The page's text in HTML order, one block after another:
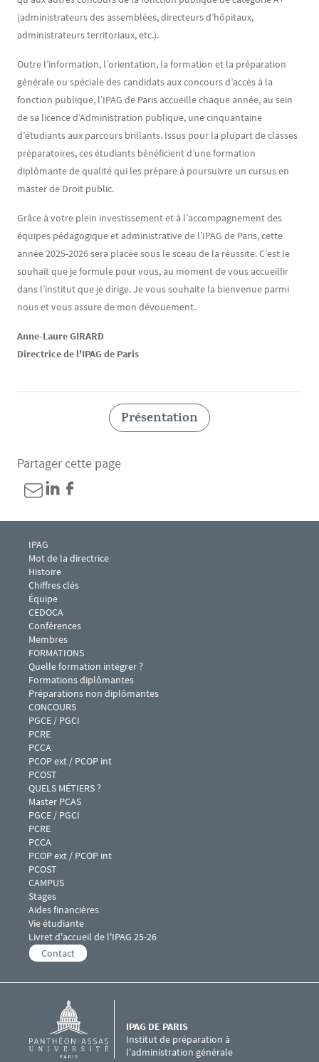
(administrateurs des assemblées, directeurs d’hôpitaux,
administrateurs territoriaux, etc.).
Outre l’information, l’orientation, la formation et la préparation
générale ou spéciale des candidats aux concours d’accès à la
fonction publique, l’IPAG de Paris accueille chaque année, au sein
de sa licence d’Administration publique, une cinquantaine
d’étudiants aux parcours brillants. Issus pour la plupart de classes
préparatoires, ces étudiants bénéficient d’une formation
diplômante de qualité qui les prépare à poursuivre un cursus en
master de Droit public.
Grâce à votre plein investissement et à l’accompagnement des
équipes pédagogique et administrative de l’IPAG de Paris, cette
année 2025-2026 sera placée sous le sceau de la réussite. C’est le
souhait que je formule pour vous, au moment de vous accueillir
dans l’institut que je dirige. Je vous souhaite la bienvenue parmi
nous et vous assure de mon dévouement.
Anne-Laure GIRARD
Directrice de l'IPAG de Paris
Présentation
Partager cette page
Menu footer IPAG 1
IPAG
Mot de la directrice
Histoire
Chiffres clés
Équipe
CEDOCA
Conférences
Membres
Menu footer IPAG 2
FORMATIONS
Quelle formation intégrer ?
Formations diplômantes
Préparations non diplômantes
Menu footer IPAG 3
CONCOURS
PGCE / PGCI
PCRE
PCCA
PCOP ext / PCOP int
PCOST
Menu footer IPAG 4
QUELS MÉTIERS ?
Master PCAS
PGCE / PGCI
PCRE
PCCA
PCOP ext / PCOP int
PCOST
Menu footer IPAG 5
CAMPUS
Stages
Aides financières
Vie étudiante
Livret d'accueil de l'IPAG 25-26
Contact
Institut de préparation à
l'administration générale
IPAG DE PARIS